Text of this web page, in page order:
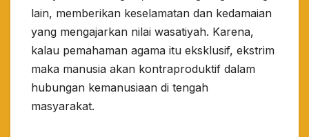
lain, memberikan keselamatan dan kedamaian
yang mengajarkan nilai wasatiyah. Karena,
kalau pemahaman agama itu eksklusif, ekstrim
maka manusia akan kontraproduktif dalam
hubungan kemanusiaan di tengah
masyarakat.